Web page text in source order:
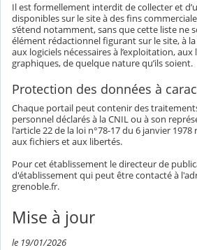
Il est formellement interdit de collecter et
disponibles sur le site à des fins
s’étend notamment, sans que cette liste ne
élément rédactionnel figurant sur le site, à
aux logiciels nécessaires à l’exploitation,
graphiques, de quelque nature qu’ils soient.
Protection des données à
Chaque portail peut contenir des
personnel déclarés à la CNIL ou à son
l'article 22 de la loi n°78-17 du 6 janvier
aux fichiers et aux libertés.
Pour cet établissement le directeur de
d'établissement qui peut être contacté à
grenoble.fr.
Mise à jour
le 19/01/2026